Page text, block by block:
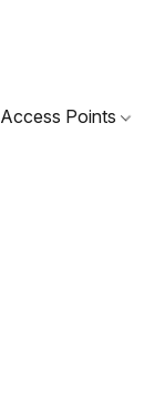
Access Points